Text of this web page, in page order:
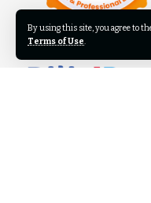
By using this site, you agree to
Terms of Use.